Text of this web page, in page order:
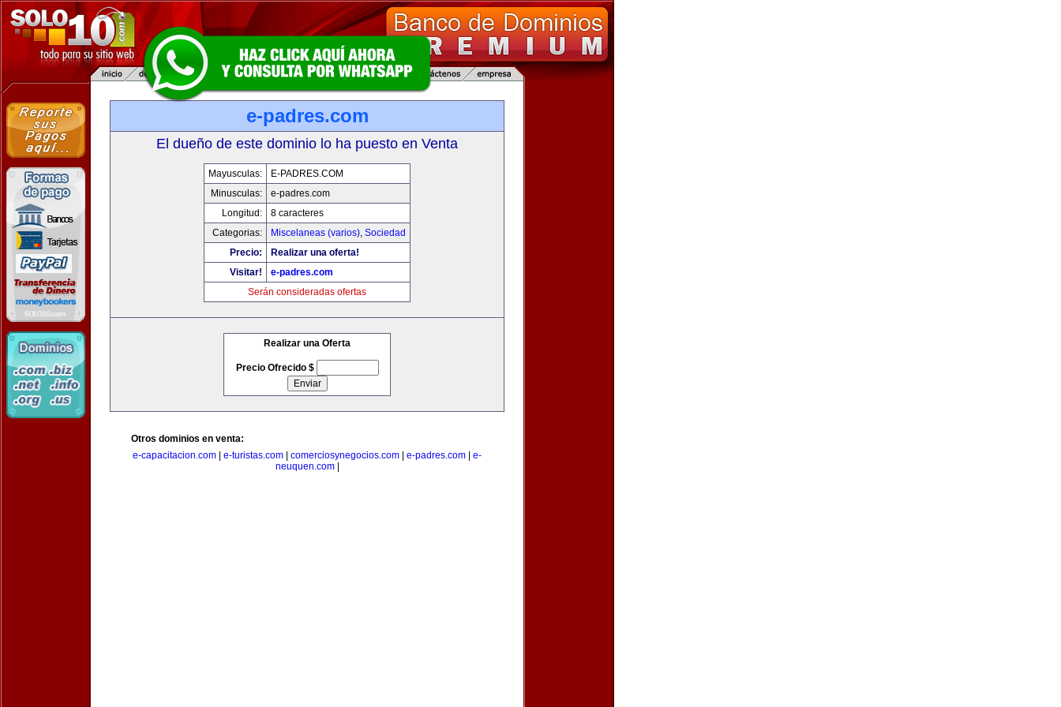
e-padres.com
El dueño de este dominio lo ha puesto en Venta
Mayusculas:
E-PADRES.COM
Minusculas:
e-padres.com
Longitud:
8 caracteres
Categorias:
Miscelaneas (varios), Sociedad
Precio:
Realizar una oferta!
Visitar!
e-padres.com
Serán consideradas ofertas
Realizar una Oferta
Precio Ofrecido $
Otros dominios en venta:
e-capacitacion.com
e-turistas.com comerciosynegocios.com e-padres.com
e-
neuquen.com|